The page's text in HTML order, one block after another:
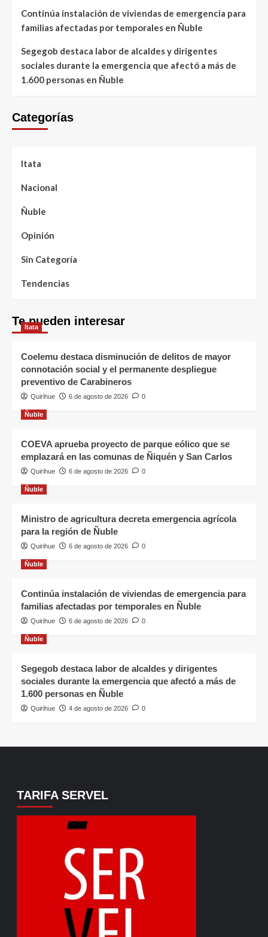
Continúa instalación de viviendas de emergencia para
familias afectadas por temporales en Ñuble
Segegob destaca labor de alcaldes y dirigentes
sociales durante la emergencia que afectó a más de
1.600 personas en Ñuble
Categorías
Itata
Nacional
Ñuble
Opinión
Sin Categoría
Tendencias
Te pueden interesar
Itata
Coelemu destaca disminución de delitos de mayor
connotación social y el permanente despliegue
preventivo de Carabineros
Quirihue 6 de agosto de 2026 0
Ñuble
COEVA aprueba proyecto de parque eólico que se
emplazará en las comunas de Ñiquén y San Carlos
Quirihue 6 de agosto de 2026 0
Ñuble
Ministro de agricultura decreta emergencia agrícola
para la región de Ñuble
Quirihue 6 de agosto de 2026 0
Ñuble
Continúa instalación de viviendas de emergencia para
familias afectadas por temporales en Ñuble
Quirihue 6 de agosto de 2026 0
Ñuble
Segegob destaca labor de alcaldes y dirigentes
sociales durante la emergencia que afectó a más de
1.600 personas en Ñuble
Quirihue 4 de agosto de 2026 0
TARIFA SERVEL